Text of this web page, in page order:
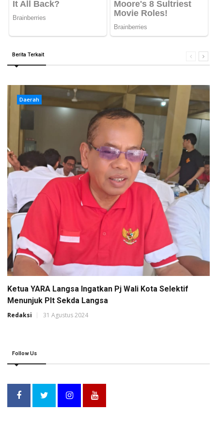
Berita Terkait
Daerah
Ketua YARA Langsa Ingatkan Pj Wali Kota Selektif
Menunjuk Plt Sekda Langsa
Redaksi 31 Agustus 2024
Follow Us